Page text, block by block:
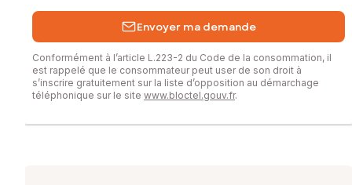
Envoyer ma demande
Conformément à l’article L.223-2 du Code de la consommation, il
est rappelé que le consommateur peut user de son droit à
s’inscrire gratuitement sur la liste d’opposition au démarchage
téléphonique sur le site www.bloctel.gouv.fr.